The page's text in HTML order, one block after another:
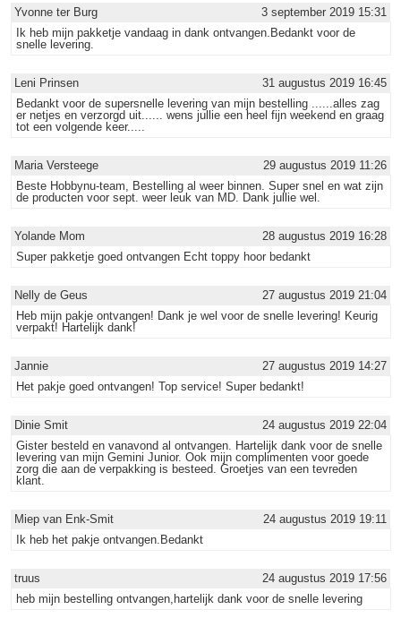
Yvonne ter Burg
3 september 2019 15:31
Ik heb mijn pakketje vandaag in dank ontvangen.Bedankt voor de
snelle levering.
Leni Prinsen
31 augustus 2019 16:45
Bedankt voor de supersnelle levering van mijn bestelling ......alles zag
er netjes en verzorgd uit...... wens jullie een heel fijn weekend en graag
tot een volgende keer.....
Maria Versteege
29 augustus 2019 11:26
Beste Hobbynu-team, Bestelling al weer binnen. Super snel en wat zijn
de producten voor sept. weer leuk van MD. Dank jullie wel.
Yolande Mom
28 augustus 2019 16:28
Super pakketje goed ontvangen Echt toppy hoor bedankt
Nelly de Geus
27 augustus 2019 21:04
Heb mijn pakje ontvangen! Dank je wel voor de snelle levering! Keurig
verpakt! Hartelijk dank!
Jannie
27 augustus 2019 14:27
Het pakje goed ontvangen! Top service! Super bedankt!
Dinie Smit
24 augustus 2019 22:04
Gister besteld en vanavond al ontvangen. Hartelijk dank voor de snelle
levering van mijn Gemini Junior. Ook mijn complimenten voor goede
zorg die aan de verpakking is besteed. Groetjes van een tevreden
klant.
Miep van Enk-Smit
24 augustus 2019 19:11
Ik heb het pakje ontvangen.Bedankt
truus
24 augustus 2019 17:56
heb mijn bestelling ontvangen,hartelijk dank voor de snelle levering